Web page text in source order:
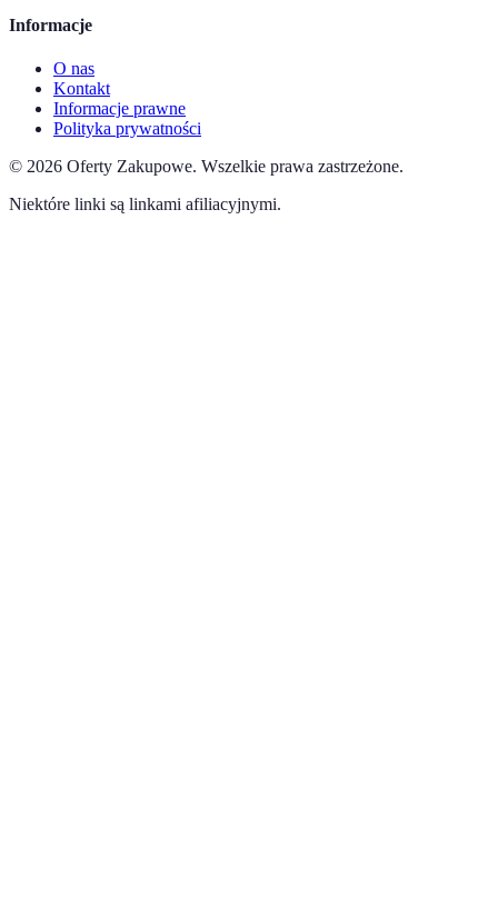
Informacje
O nas
Kontakt
Informacje prawne
Polityka prywatności
© 2026 Oferty Zakupowe. Wszelkie prawa zastrzeżone.
Niektóre linki są linkami afiliacyjnymi.